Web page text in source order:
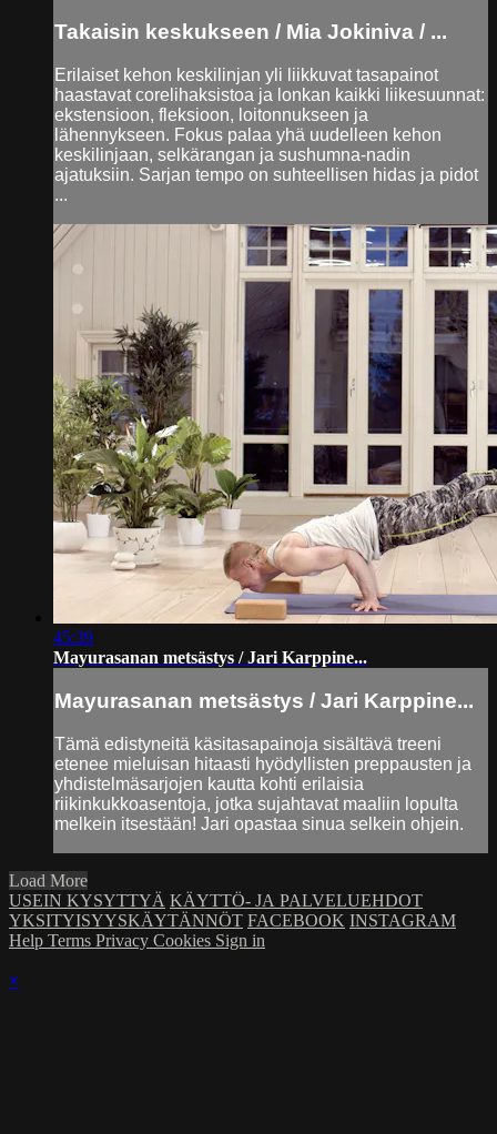
Takaisin keskukseen / Mia Jokiniva / ...
Erilaiset kehon keskilinjan yli liikkuvat tasapainot
haastavat corelihaksistoa ja lonkan kaikki liikesuunnat:
ekstensioon, fleksioon, loitonnukseen ja
lähennykseen. Fokus palaa yhä uudelleen kehon
keskilinjaan, selkärangan ja sushumna-nadin
ajatuksiin. Sarjan tempo on suhteellisen hidas ja pidot
...
45:39
Mayurasanan metsästys / Jari Karppine...
Mayurasanan metsästys / Jari Karppine...
Tämä edistyneitä käsitasapainoja sisältävä treeni
etenee mieluisan hitaasti hyödyllisten preppausten ja
yhdistelmäsarjojen kautta kohti erilaisia
riikinkukkoasentoja, jotka sujahtavat maaliin lopulta
melkein itsestään! Jari opastaa sinua selkein ohjein.
Load More
USEIN KYSYTTYÄ KÄYTTÖ- JA PALVELUEHDOT
YKSITYISYYSKÄYTÄNNÖT FACEBOOK INSTAGRAM
Help Terms Privacy Cookies Sign in
×